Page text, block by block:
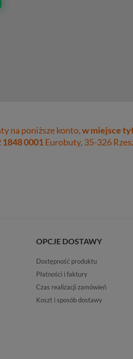
na poniższe konto,w miejsce
1848 0001Eurobuty, 35-326
OPCJE DOSTAWY
Dostępność produktu
Płatności i faktury
Czas realizacji zamówień
Koszt i sposób dostawy